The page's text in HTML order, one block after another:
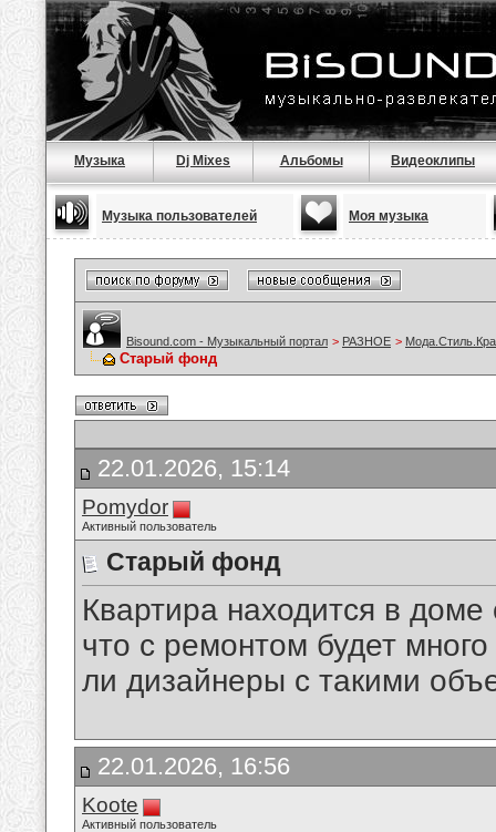
Музыка Dj Mixes Альбомы Видеоклипы
Музыка пользователей Моя музыка
Bisound.com - Музыкальный портал > РАЗНОЕ >
Старый фонд
22.01.2026, 15:14
Pomydor
Активный пользователь
Старый фонд
Квартира находится в
что с ремонтом будет
ли дизайнеры с такими
22.01.2026, 16:56
Koote
Активный пользователь